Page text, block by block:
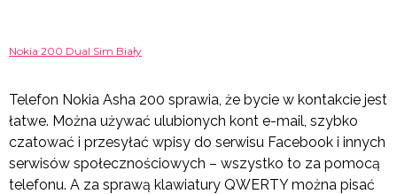
Nokia 200 Dual Sim Biały
Telefon Nokia Asha 200 sprawia, że bycie w kontakcie jest
łatwe. Można używać ulubionych kont e-mail, szybko
czatować i przesyłać wpisy do serwisu Facebook i innych
serwisów społecznościowych – wszystko to za pomocą
telefonu. A za sprawą klawiatury QWERTY można pisać